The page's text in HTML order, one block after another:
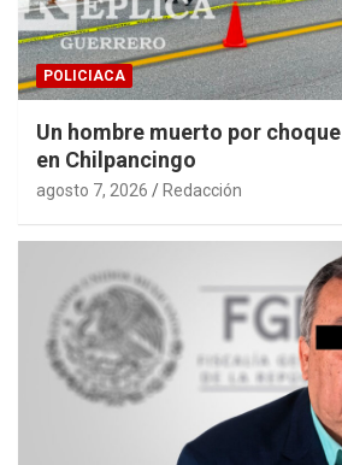
POLICIACA
Un hombre muerto por
en Chilpancingo
agosto 7, 2026 Redacción